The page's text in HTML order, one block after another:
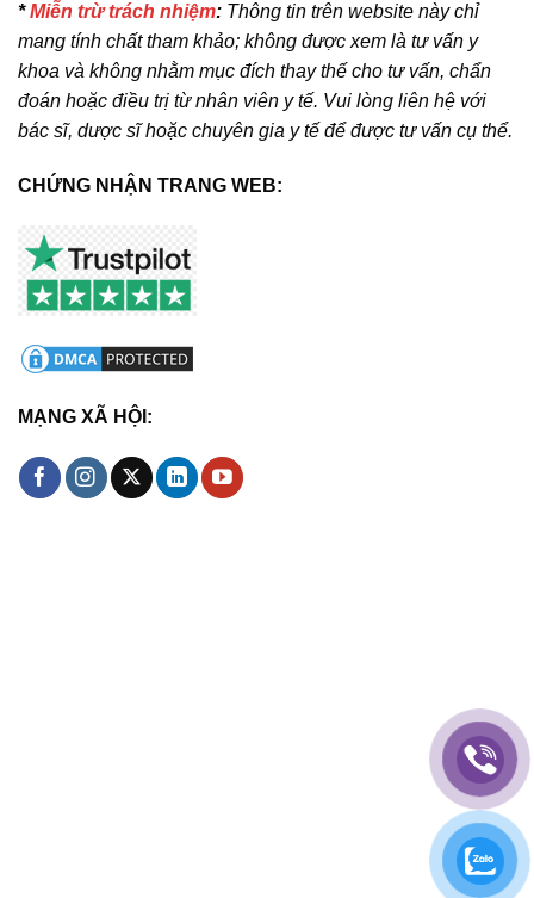
*Miễn trừ trách nhiệm: Thông tin trên website này chỉ
mang tính chất tham khảo; không được xem là tư vấn y
khoa và không nhằm mục đích thay thế cho tư vấn, chẩn
đoán hoặc điều trị từ nhân viên y tế. Vui lòng liên hệ với
bác sĩ, dược sĩ hoặc chuyên gia y tế để được tư vấn cụ thể.
CHỨNG NHẬN TRANG WEB:
MẠNG XÃ HỘI: